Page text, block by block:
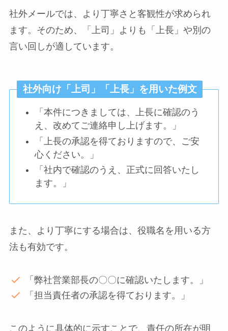
社外メールでは、より丁寧さと客観性が求められ
ます。そのため、「上司」よりも「上長」や別の
言い回しが適しています。
社外向け「上司」「上長」を用いた例文
「本件につきましては、上長に確認のう
え、改めてご連絡申し上げます。」
「上長の承認を得ておりますので、ご安
心ください。」
「社内で確認のうえ、正式に回答いたし
ます。」
また、より丁寧にする場合は、役職名を用いる方
法も有効です。
「弊社営業部長の〇〇に確認いたします。」
「担当責任者の承認を得ております。」
このように具体的に示すことで、責任の所在が明